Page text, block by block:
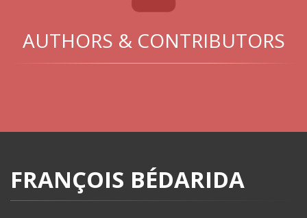
AUTHORS & CONTRIBUTORS
FRANÇOIS BÉDARIDA